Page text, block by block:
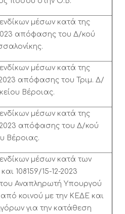
μέσων κατά της
απόφασης του Δ/κού
μέσων κατά της
απόφασης του Τριμ. Δ/
Βέροιας.
μέσων κατά της
απόφασης του Δ/κού
Βέροιας.
μέσων κατά των
108159/15-12-2023
Αναπληρωτή Υπουργού
κοινού με την ΚΕΔΕ και
για την κατάθεση